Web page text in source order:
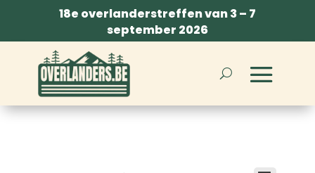
18e overlanderstreffen van 3 – 7
september 2026